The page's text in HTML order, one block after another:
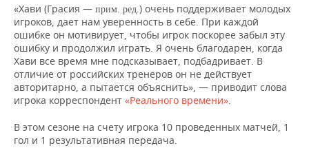
ONLINE-КОНФЕРЕНЦИИ
ОТКРЫТАЯ ЛЕКЦИЯ
ХОККЕЙ
БАСКЕТБОЛ
ВОЛЕЙБОЛ
КИБЕРСПОРТ
ФИГУРНОЕ КАТАНИЕ
ВЛАСТЬ
ИНФРАСТРУКТУРА
ИСТОРИЯ
КУЛЬТУРА
МЕДИЦИНА
СЮЖЕТЫ
СПРАВОЧНИК
СПИСОК ПЕРСОН
СПИСОК КОМПАНИЙ
ПОЛНАЯ ВЕРСИЯ
«Хави (Грасия — прим. ред.) очень поддерживает молодых
игроков, дает нам уверенность в себе. При каждой
ошибке он мотивирует, чтобы игрок поскорее забыл эту
ошибку и продолжил играть. Я очень благодарен, когда
Хави все время мне подсказывает, подбадривает. В
отличие от российских тренеров он не действует
авторитарно, а пытается объяснить», — приводит слова
игрока корреспондент «Реального времени».
В этом сезоне на счету игрока 10 проведенных матчей, 1
гол и 1 результативная передача.